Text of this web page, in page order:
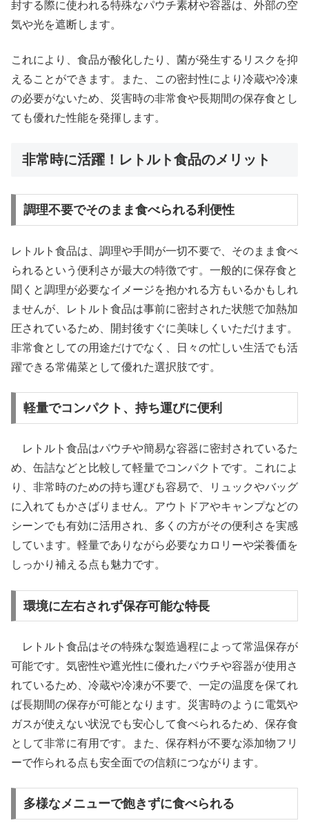
封する際に使われる特殊なパウチ素材や容器は、外部の空
気や光を遮断します。
これにより、食品が酸化したり、菌が発生するリスクを抑
えることができます。また、この密封性により冷蔵や冷凍
の必要がないため、災害時の非常食や長期間の保存食とし
ても優れた性能を発揮します。
非常時に活躍！レトルト食品のメリット
調理不要でそのまま食べられる利便性
レトルト食品は、調理や手間が一切不要で、そのまま食べ
られるという便利さが最大の特徴です。一般的に保存食と
聞くと調理が必要なイメージを抱かれる方もいるかもしれ
ませんが、レトルト食品は事前に密封された状態で加熱加
圧されているため、開封後すぐに美味しくいただけます。
非常食としての用途だけでなく、日々の忙しい生活でも活
躍できる常備菜として優れた選択肢です。
軽量でコンパクト、持ち運びに便利
レトルト食品はパウチや簡易な容器に密封されているた
め、缶詰などと比較して軽量でコンパクトです。これによ
り、非常時のための持ち運びも容易で、リュックやバッグ
に入れてもかさばりません。アウトドアやキャンプなどの
シーンでも有効に活用され、多くの方がその便利さを実感
しています。軽量でありながら必要なカロリーや栄養価を
しっかり補える点も魅力です。
環境に左右されず保存可能な特長
レトルト食品はその特殊な製造過程によって常温保存が
可能です。気密性や遮光性に優れたパウチや容器が使用さ
れているため、冷蔵や冷凍が不要で、一定の温度を保てれ
ば長期間の保存が可能となります。災害時のように電気や
ガスが使えない状況でも安心して食べられるため、保存食
として非常に有用です。また、保存料が不要な添加物フリ
ーで作られる点も安全面での信頼につながります。
多様なメニューで飽きずに食べられる